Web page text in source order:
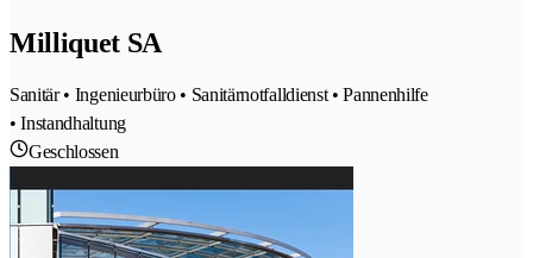
Milliquet SA
Sanitär • Ingenieurbüro • Sanitärnotfalldienst • Pannenhilfe
• Instandhaltung
Geschlossen